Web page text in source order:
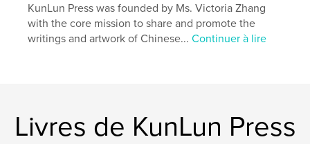
Langue Chinese (Simplified)
Mots-clés
KunLun Press was founded by Ms. Victoria Zhang
with the core mission to share and promote the
writings and artwork of Chinese...Continuer à lire
Livres de KunLun Press